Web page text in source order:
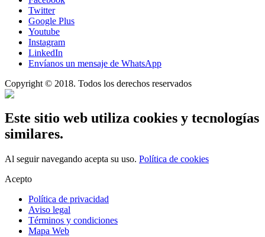
Twitter
Google Plus
Youtube
Instagram
LinkedIn
Envíanos un mensaje de WhatsApp
Copyright © 2018. Todos los derechos reservados
Este sitio web utiliza cookies y tecnologías
similares.
Al seguir navegando acepta su uso. Política de cookies
Acepto
Política de privacidad
Aviso legal
Términos y condiciones
Mapa Web